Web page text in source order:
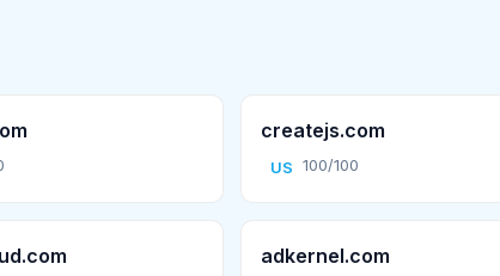
createjs.com
US 100/100
adkernel.com